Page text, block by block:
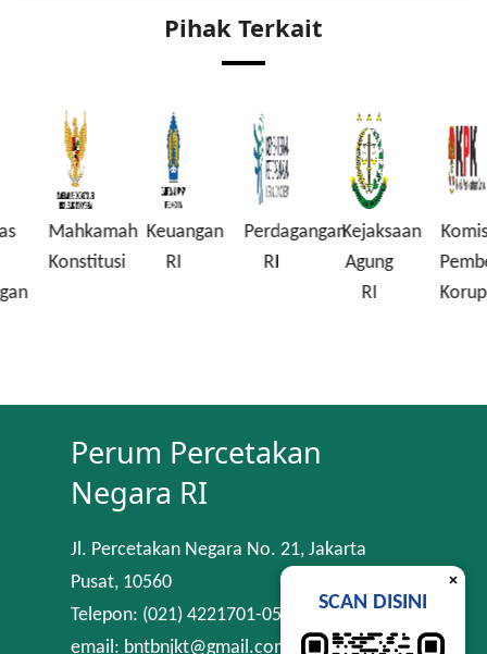
Pihak Terkait
Mahkamah
Konstitusi
Keuangan
PerdaganganKejaksaan
Agung
Komisi
Korupsi
Perum Percetakan
Negara RI
Jl. Percetakan Negara No. 21, Jakarta
Pusat, 10560
Telepon: (021) 4221701-05
email: bntbnjkt@gmail.com
×
SCAN DISINI